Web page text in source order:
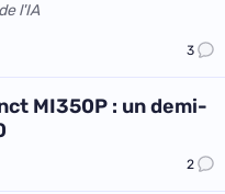
l'IA
3
MI350P : un demi-
2